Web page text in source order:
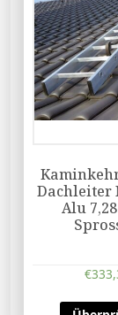
Dachleiter
Alu
€